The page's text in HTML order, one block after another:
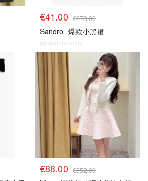
€41.00 €273.00
Sandro 爆款小黑裙
@dealmoon.de
€88.00 €352.00